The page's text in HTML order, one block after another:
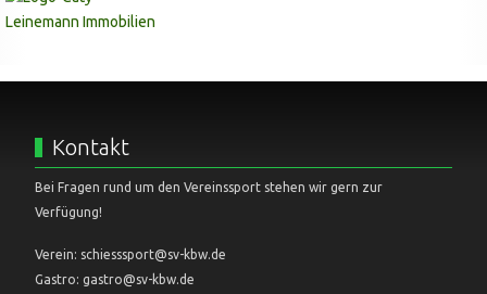
Kontakt
Bei Fragen rund um den Vereinssport stehen wir gern zur
Verfügung!
Verein: schiesssport@sv-kbw.de
Gastro: gastro@sv-kbw.de